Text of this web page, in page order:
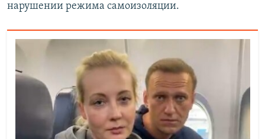
нарушении режима самоизоляции.